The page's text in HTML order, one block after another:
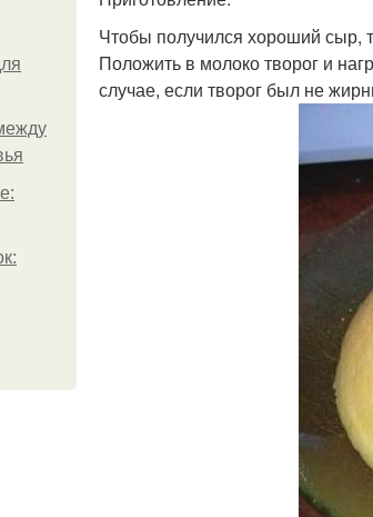
Чтобы получился хороший сыр,
Положить в молоко творог и
случае, если творог был не